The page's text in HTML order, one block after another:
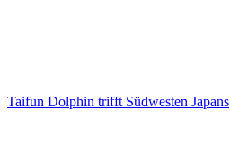
Taifun Dolphin trifft Südwesten Japans